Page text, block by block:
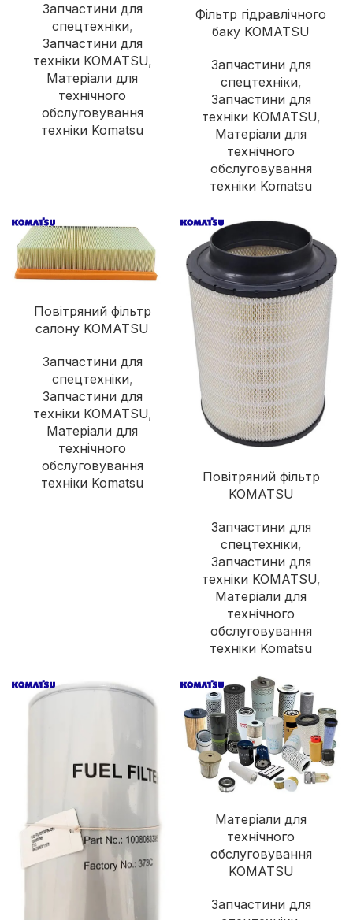
Запчастини для
спецтехніки,
Запчастини для
техніки KOMATSU,
Матеріали для
технічного
обслуговування
техніки Komatsu
Фільтр гідравлічного
баку KOMATSU
Запчастини для
спецтехніки,
Запчастини для
техніки KOMATSU,
Матеріали для
технічного
обслуговування
техніки Komatsu
Повітряний фільтр
салону KOMATSU
Запчастини для
спецтехніки,
Запчастини для
техніки KOMATSU,
Матеріали для
технічного
обслуговування
техніки Komatsu
Повітряний фільтр
KOMATSU
Запчастини для
спецтехніки,
Запчастини для
техніки KOMATSU,
Матеріали для
технічного
обслуговування
техніки Komatsu
Матеріали для
технічного
обслуговування
KOMATSU
Запчастини для